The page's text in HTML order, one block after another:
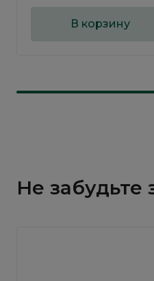
В корзину
Не забудьте